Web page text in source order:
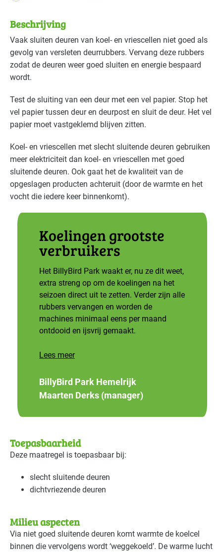
Sport - zwembaden
Voedingsindustrie - brood en banket Gevorderd
Voedingsindustrie - overig
Voedingsindustrie - vlees Gevorderd
Voedingsindustrie - zoetwaren Gevorderd
Beschrijving
Vaak sluiten deuren van koel- en vriescellen niet goed als
gevolg van versleten deurrubbers. Vervang deze rubbers
zodat de deuren weer goed sluiten en energie bespaard
wordt.
Test de sluiting van een deur met een vel papier. Stop het
vel papier tussen deur en deurpost en sluit de deur. Het vel
papier moet vastgeklemd blijven zitten.
Koel- en vriescellen met slecht sluitende deuren gebruiken
meer elektriciteit dan koel- en vriescellen met goed
sluitende deuren. Ook gaat het de kwaliteit van de
opgeslagen producten achteruit (door de warmte en het
vocht die iedere keer binnenkomt).
Koelingen grootste
verbruikers
Het BillyBird Park waakt er, nu ze dit weet,
extra streng op om de koelingen na het
seizoen direct uit te zetten. Verder zijn alle
rubbers vervangen en worden de
machines minimaal eens per maand
ontdooid en ijsvrij gemaakt.
Lees meer
BillyBird Park Hemelrijk
Maarten Derks (manager)
Toepasbaarheid
Deze maatregel is toepasbaar bij:
slecht sluitende deuren
dichtvriezende deuren
Milieu aspecten
Via niet goed sluitende deuren komt warmte de koelcel
binnen die vervolgens wordt ‘weggekoeld’. De warme lucht